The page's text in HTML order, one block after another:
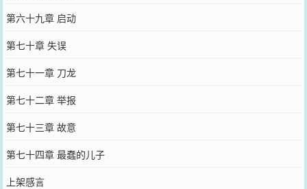
第六十九章 启动
第七十章 失误
第七十一章 刀龙
第七十二章 举报
第七十三章 故意
第七十四章 最蠢的儿子
上架感言